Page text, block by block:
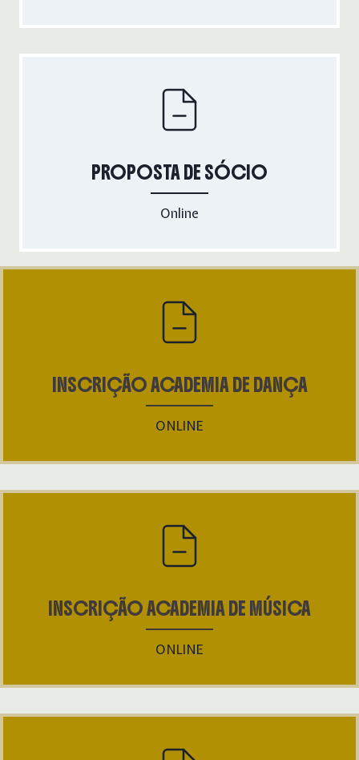
PROPOSTA DE SÓCIO
Online
INSCRIÇÃO ACADEMIA DE DANÇA
ONLINE
INSCRIÇÃO ACADEMIA DE MÚSICA
ONLINE